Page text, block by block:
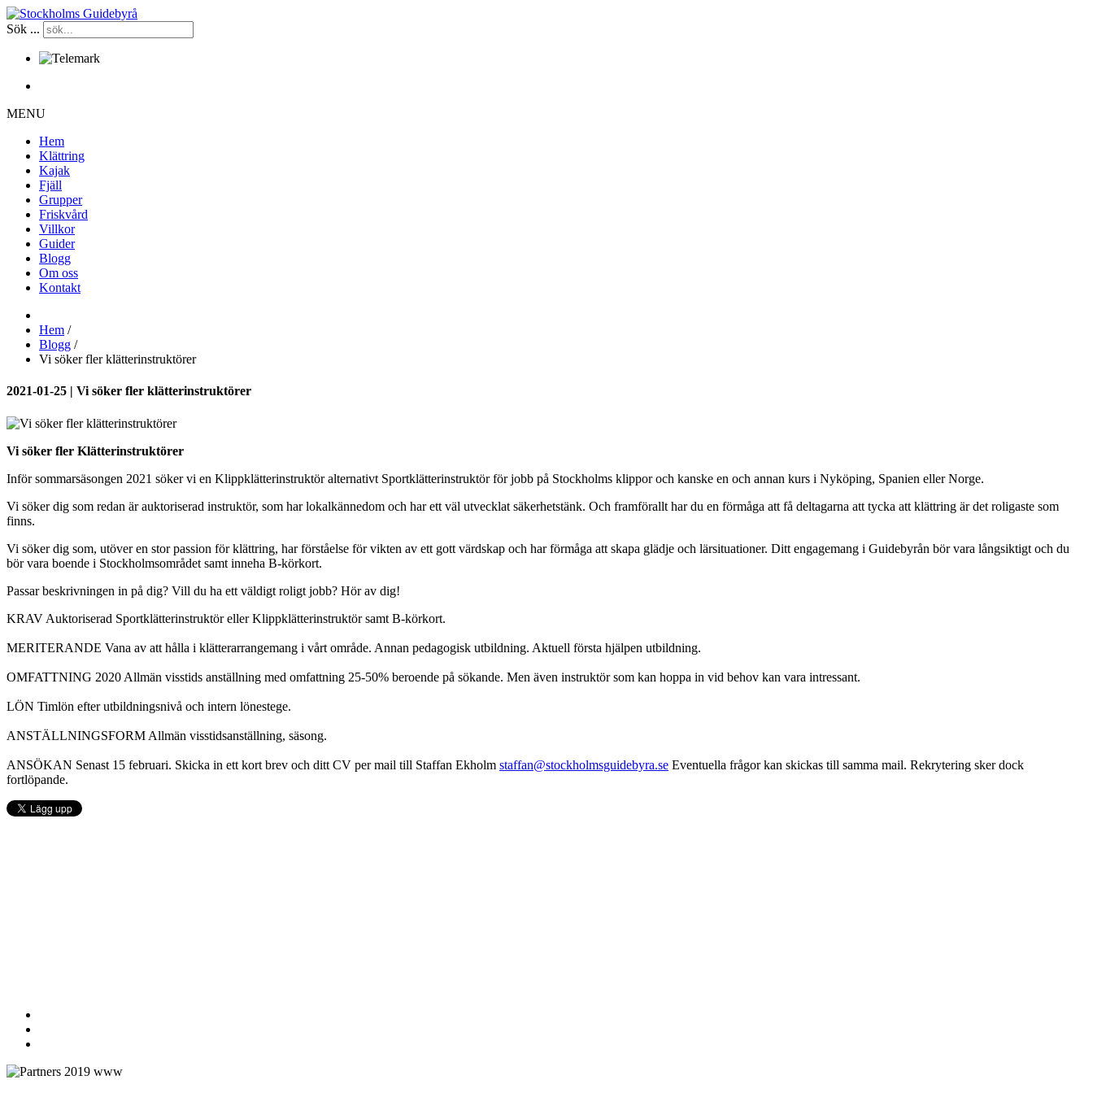
Sök ...
MENU
Hem
Klättring
Kajak
Fjäll
Grupper
Friskvård
Villkor
Guider
Blogg
Om oss
Kontakt
Hem /
Blogg /
Vi söker fler klätterinstruktörer
2021-01-25 | Vi söker fler klätterinstruktörer
Vi söker fler Klätterinstruktörer
Inför sommarsäsongen 2021 söker vi en Klippklätterinstruktör alternativt Sportklätterinstruktör för jobb på Stockholms klippor och kanske en och annan kurs i Nyköping, Spanien eller Norge.
Vi söker dig som redan är auktoriserad instruktör, som har lokalkännedom och har ett väl utvecklat säkerhetstänk. Och framförallt har du en förmåga att få deltagarna att tycka att klättring är det roligaste som
finns.
Vi söker dig som, utöver en stor passion för klättring, har förståelse för vikten av ett gott värdskap och har förmåga att skapa glädje och lärsituationer. Ditt engagemang i Guidebyrån bör vara långsiktigt och du
bör vara boende i Stockholmsområdet samt inneha B-körkort.
Passar beskrivningen in på dig? Vill du ha ett väldigt roligt jobb? Hör av dig!
KRAV Auktoriserad Sportklätterinstruktör eller Klippklätterinstruktör samt B-körkort.
MERITERANDE Vana av att hålla i klätterarrangemang i vårt område. Annan pedagogisk utbildning. Aktuell första hjälpen utbildning.
OMFATTNING 2020 Allmän visstids anställning med omfattning 25-50% beroende på sökande. Men även instruktör som kan hoppa in vid behov kan vara intressant.
LÖN Timlön efter utbildningsnivå och intern lönestege.
ANSTÄLLNINGSFORM Allmän visstidsanställning, säsong.
ANSÖKAN Senast 15 februari. Skicka in ett kort brev och ditt CV per mail till Staffan Ekholm staffan@stockholmsguidebyra.se Eventuella frågor kan skickas till samma mail. Rekrytering sker dock
fortlöpande.